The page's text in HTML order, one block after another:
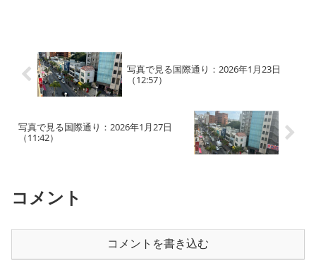
写真で見る国際通り：2026年1月23日
（12:57）
写真で見る国際通り：2026年1月27日
（11:42）
コメント
コメントを書き込む